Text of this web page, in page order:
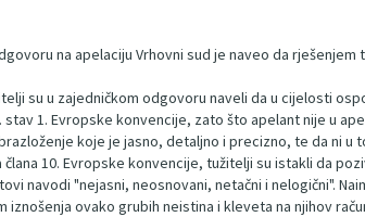
na apelaciju Vrhovni sud je naveo da
su u zajedničkom odgovoru naveli da u cijelosti
stav 1. Evropske konvencije, zato što apelant nije u
koje je jasno, detaljno i precizno, te da ni u
člana 10. Evropske konvencije, tužitelji su istakli da
navodi "nejasni, neosnovani, netačni i nelogični".
iznošenja ovako grubih neistina i kleveta na njihov